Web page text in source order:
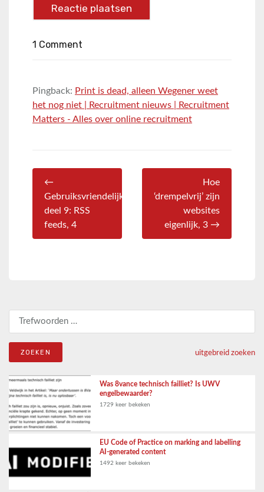
1 Comment
Pingback: Print is dead, alleen Wegener weet
het nog niet | Recruitment nieuws | Recruitment
Matters - Alles over online recruitment
←
Gebruiksvriendelijkheid
deel 9: RSS
feeds, 4
Hoe
‘drempelvrij’ zijn
websites
eigenlijk, 3 →
Zoeken naar:
uitgebreid zoeken
Was 8vance technisch failliet? Is UWV
engelbewaarder?
1729 keer bekeken
EU Code of Practice on marking and labelling
AI-generated content
1492 keer bekeken